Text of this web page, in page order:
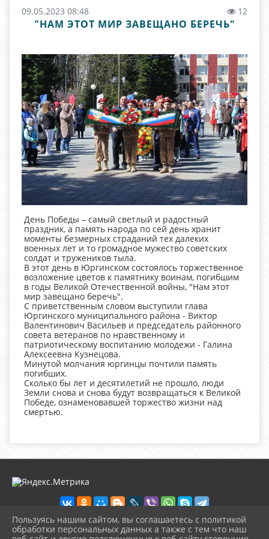
09.05.2023 08:48 12
"НАМ ЭТОТ МИР ЗАВЕЩАНО БЕРЕЧЬ"
День Победы – самый светлый и радостный
праздник, а память народа по сей день хранит
моменты безмерных страданий тех далеких
военных лет и то громадное мужество советских
солдат и тружеников тыла.
В этот день в Юргинском состоялось торжественное
возложение цветов к памятнику воинам, погибшим
в годы Великой Отечественной войны, "Нам этот
мир завещано беречь".
С приветственным словом выступили глава
Юргинского муниципального района - Виктор
Валентинович Васильев и председатель районного
совета ветеранов по нравственному и
патриотическому воспитанию молодежи - Галина
Алексеевна Кузнецова.
Минутой молчания юргинцы почтили память
погибших.
Сколько бы лет и десятилетий не прошло, люди
Земли снова и снова будут возвращаться к Великой
Победе, ознаменовавшей торжество жизни над
смертью.
Пользуясь нашим сайтом, вы соглашаетесь с политикой
обработки персональных данных а также с тем что наш